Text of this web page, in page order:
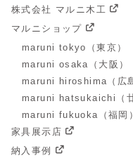
株式会社 マルニ木工
マルニショップ
maruni tokyo（東京）
maruni osaka（大阪）
maruni hiroshima（広
maruni hatsukaichi（廿
maruni fukuoka（福岡）
家具展示店
納入事例